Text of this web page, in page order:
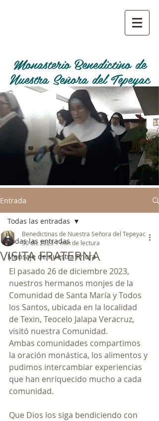
Monasterio Benedictino de
Nuestra Señora del Tepeyac
Entrada
Todas las entradas
Mensaje de nuestra Priora
Todas las entradas
VISITA FRATERNA
Benedictinas de Nuestra Señora del Tepeyac
30 dic 20231 min de lectura
El pasado 26 de diciembre 2023,
nuestros hermanos monjes de la
Comunidad de Santa María y Todos
los Santos, ubicada en la localidad
de Texin, Teocelo Jalapa Veracruz,
visitó nuestra Comunidad.
Ambas comunidades compartimos
la oración monástica, los alimentos y
pudimos intercambiar experiencias
que han enriquecido mucho a cada
comunidad.
Que Dios los siga bendiciendo con